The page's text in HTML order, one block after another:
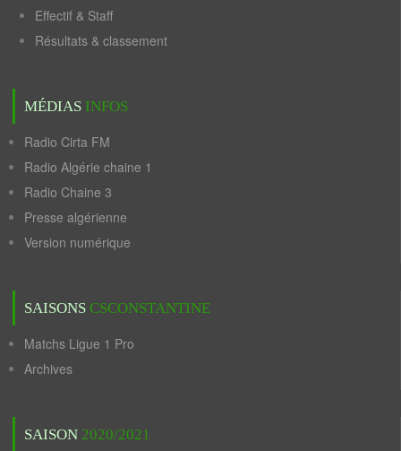
Effectif & Staff
Résultats & classement
MÉDIAS INFOS
Radio Cirta FM
Radio Algérie chaine 1
Radio Chaine 3
Presse algérienne
Version numérique
SAISONS CSCONSTANTINE
Matchs Ligue 1 Pro
Archives
SAISON 2020/2021